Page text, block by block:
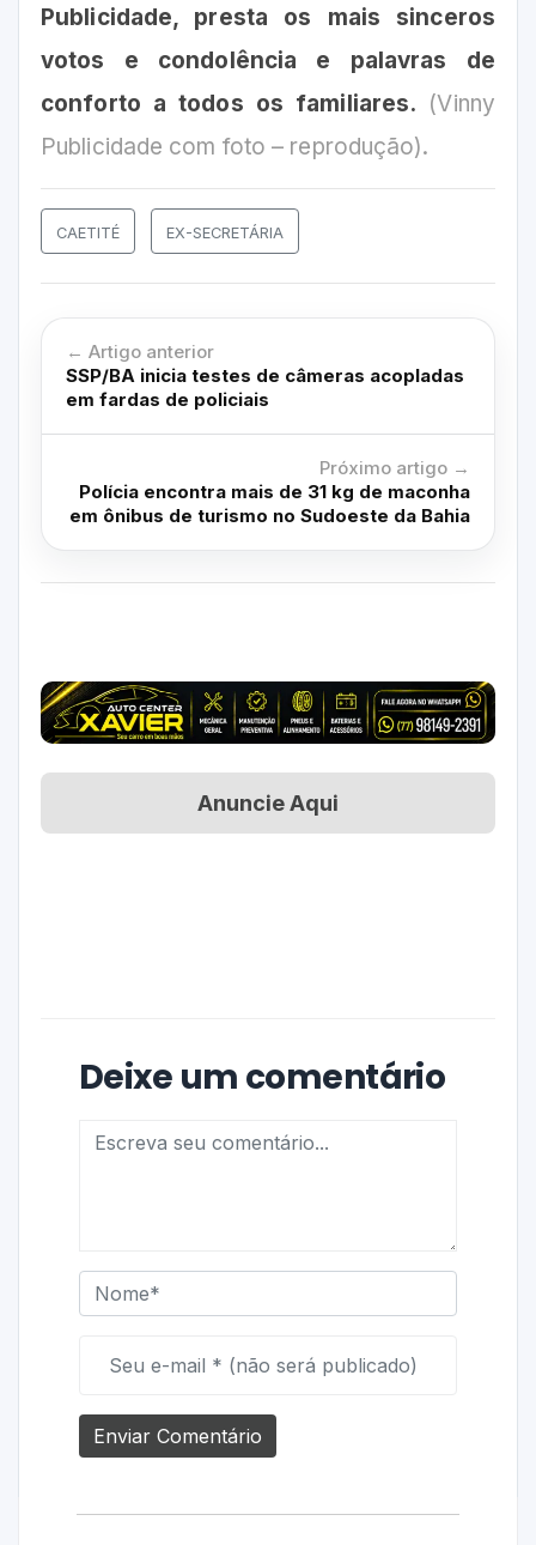
Publicidade, presta os mais sinceros
votos e condolência e palavras de
conforto a todos os familiares. (Vinny
Publicidade com foto – reprodução).
CAETITÉ EX-SECRETÁRIA
← Artigo anterior
SSP/BA inicia testes de câmeras acopladas
em fardas de policiais
Próximo artigo →
Polícia encontra mais de 31 kg de maconha
em ônibus de turismo no Sudoeste da Bahia
Anuncie Aqui
Deixe um comentário